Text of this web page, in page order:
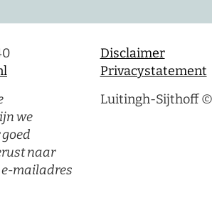
we
naar
mailadres
Disclaimer
Privacystatement
Luitingh-Sijthoff